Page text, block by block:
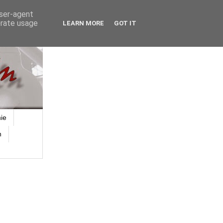
agent
usage
LEARN MORE GOT IT